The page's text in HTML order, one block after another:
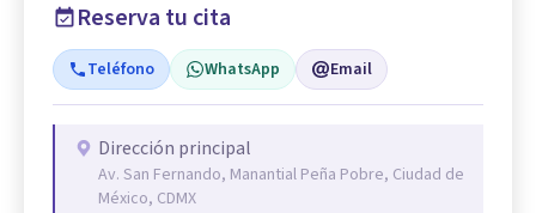
Reserva tu cita
Teléfono WhatsApp Email
Dirección principal
Av. San Fernando, Manantial Peña Pobre, Ciudad de
México, CDMX